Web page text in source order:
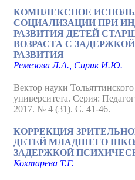
КОМПЛЕКСНОЕ
СОЦИАЛИЗАЦИИ ПРИ
РАЗВИТИЯ ДЕТЕЙ
ВОЗРАСТА С
РАЗВИТИЯ
Ремезова Л.А., Сирик И.Ю.
Вектор науки
университета. Серия:
2017. № 4 (31). С. 41-46.
КОРРЕКЦИЯ
ДЕТЕЙ МЛАДШЕГО
ЗАДЕРЖКОЙ
Кохтарева Т.Г.